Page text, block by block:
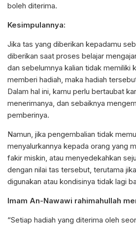
boleh diterima.
Kesimpulannya:
Jika tas yang diberikan kepadamu
diberikan saat proses belajar
dan sebelumnya kalian tidak memiliki
memberi hadiah, maka hadiah
Dalam hal ini, kamu perlu bertaubat
menerimanya, dan sebaiknya
pemberinya.
Namun, jika pengembalian tidak
menyalurkannya kepada orang yang
fakir miskin, atau menyedekahkan
dengan nilai tas tersebut, terutama
digunakan atau kondisinya tidak lagi
Imam An-Nawawi rahimahullah
“Setiap hadiah yang diterima oleh